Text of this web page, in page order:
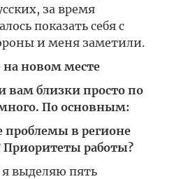
за время
показать себя с
и меня заметили.
на новом месте
близки просто по
По основным:
в регионе
работы?
выделяю пять